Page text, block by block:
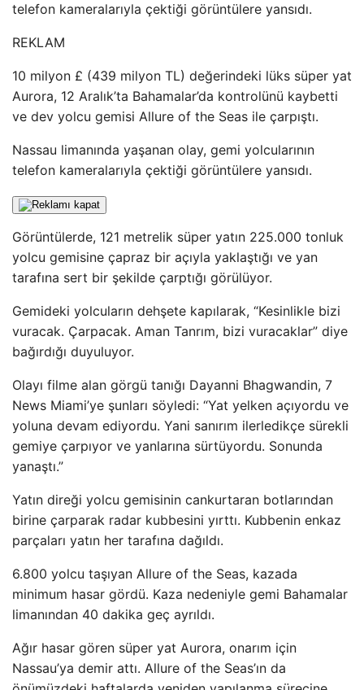
telefon kameralarıyla çektiği görüntülere yansıdı.
REKLAM
10 milyon £ (439 milyon TL) değerindeki lüks süper yat
Aurora, 12 Aralık’ta Bahamalar’da kontrolünü kaybetti
ve dev yolcu gemisi Allure of the Seas ile çarpıştı.
Nassau limanında yaşanan olay, gemi yolcularının
telefon kameralarıyla çektiği görüntülere yansıdı.
Görüntülerde, 121 metrelik süper yatın 225.000 tonluk
yolcu gemisine çapraz bir açıyla yaklaştığı ve yan
tarafına sert bir şekilde çarptığı görülüyor.
Gemideki yolcuların dehşete kapılarak, “Kesinlikle bizi
vuracak. Çarpacak. Aman Tanrım, bizi vuracaklar” diye
bağırdığı duyuluyor.
Olayı filme alan görgü tanığı Dayanni Bhagwandin, 7
News Miami’ye şunları söyledi: “Yat yelken açıyordu ve
yoluna devam ediyordu. Yani sanırım ilerledikçe sürekli
gemiye çarpıyor ve yanlarına sürtüyordu. Sonunda
yanaştı.”
Yatın direği yolcu gemisinin cankurtaran botlarından
birine çarparak radar kubbesini yırttı. Kubbenin enkaz
parçaları yatın her tarafına dağıldı.
6.800 yolcu taşıyan Allure of the Seas, kazada
minimum hasar gördü. Kaza nedeniyle gemi Bahamalar
limanından 40 dakika geç ayrıldı.
Ağır hasar gören süper yat Aurora, onarım için
Nassau’ya demir attı. Allure of the Seas’ın da